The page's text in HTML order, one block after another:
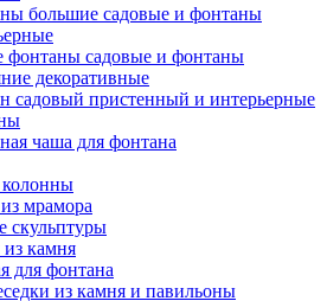
большие садовые и фонтаны
садовые и фонтаны
декоративные
садовый пристенный и интерьерные
чаша для фонтана
мрамора
скульптуры
камня
для фонтана
из камня и павильоны